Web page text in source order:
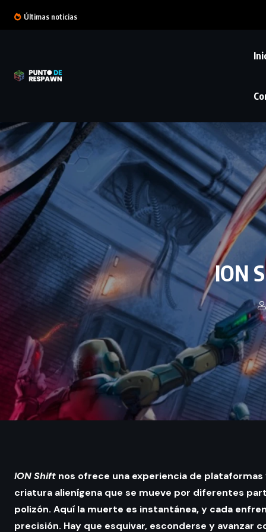
Últimas noticias
ION
ION Shift nos ofrece una experiencia de
criatura alienígena que se mueve por diferentes
polizón. Aquí la muerte es instantánea, y cada
precisión. Hay que esquivar, esconderse y avanzar